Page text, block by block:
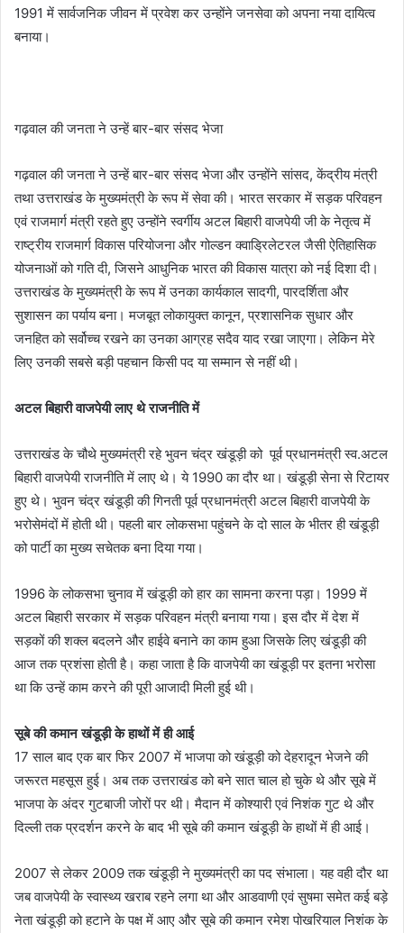
1991 में सार्वजनिक जीवन में प्रवेश कर उन्होंने जनसेवा को अपना नया दायित्व
बनाया।
गढ़वाल की जनता ने उन्हें बार-बार संसद भेजा
गढ़वाल की जनता ने उन्हें बार-बार संसद भेजा और उन्होंने सांसद, केंद्रीय मंत्री
तथा उत्तराखंड के मुख्यमंत्री के रूप में सेवा की। भारत सरकार में सड़क परिवहन
एवं राजमार्ग मंत्री रहते हुए उन्होंने स्वर्गीय अटल बिहारी वाजपेयी जी के नेतृत्व में
राष्ट्रीय राजमार्ग विकास परियोजना और गोल्डन क्वाड्रिलेटरल जैसी ऐतिहासिक
योजनाओं को गति दी, जिसने आधुनिक भारत की विकास यात्रा को नई दिशा दी।
उत्तराखंड के मुख्यमंत्री के रूप में उनका कार्यकाल सादगी, पारदर्शिता और
सुशासन का पर्याय बना। मजबूत लोकायुक्त कानून, प्रशासनिक सुधार और
जनहित को सर्वोच्च रखने का उनका आग्रह सदैव याद रखा जाएगा। लेकिन मेरे
लिए उनकी सबसे बड़ी पहचान किसी पद या सम्मान से नहीं थी।
अटल बिहारी वाजपेयी लाए थे राजनीति में
उत्तराखंड के चौथे मुख्यमंत्री रहे भुवन चंद्र खंडूड़ी को पूर्व प्रधानमंत्री स्व.अटल
बिहारी वाजपेयी राजनीति में लाए थे। ये 1990 का दौर था। खंडूड़ी सेना से रिटायर
हुए थे। भुवन चंद्र खंडूड़ी की गिनती पूर्व प्रधानमंत्री अटल बिहारी वाजपेयी के
भरोसेमंदों में होती थी। पहली बार लोकसभा पहुंचने के दो साल के भीतर ही खंडूड़ी
को पार्टी का मुख्य सचेतक बना दिया गया।
1996 के लोकसभा चुनाव में खंडूड़ी को हार का सामना करना पड़ा। 1999 में
अटल बिहारी सरकार में सड़क परिवहन मंत्री बनाया गया। इस दौर में देश में
सड़कों की शक्ल बदलने और हाईवे बनाने का काम हुआ जिसके लिए खंडूड़ी की
आज तक प्रशंसा होती है। कहा जाता है कि वाजपेयी का खंडूड़ी पर इतना भरोसा
था कि उन्हें काम करने की पूरी आजादी मिली हुई थी।
सूबे की कमान खंडूड़ी के हाथों में ही आई
17 साल बाद एक बार फिर 2007 में भाजपा को खंडूड़ी को देहरादून भेजने की
जरूरत महसूस हुई। अब तक उत्तराखंड को बने सात चाल हो चुके थे और सूबे में
भाजपा के अंदर गुटबाजी जोरों पर थी। मैदान में कोश्यारी एवं निशंक गुट थे और
दिल्ली तक प्रदर्शन करने के बाद भी सूबे की कमान खंडूड़ी के हाथों में ही आई।
2007 से लेकर 2009 तक खंडूड़ी ने मुख्यमंत्री का पद संभाला। यह वही दौर था
जब वाजपेयी के स्वास्थ्य खराब रहने लगा था और आडवाणी एवं सुषमा समेत कई बड़े
नेता खंडूड़ी को हटाने के पक्ष में आए और सूबे की कमान रमेश पोखरियाल निशंक के